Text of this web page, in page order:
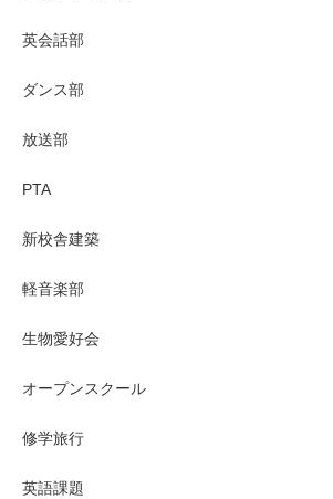
英会話部
ダンス部
放送部
PTA
新校舎建築
軽音楽部
生物愛好会
オープンスクール
修学旅行
英語課題